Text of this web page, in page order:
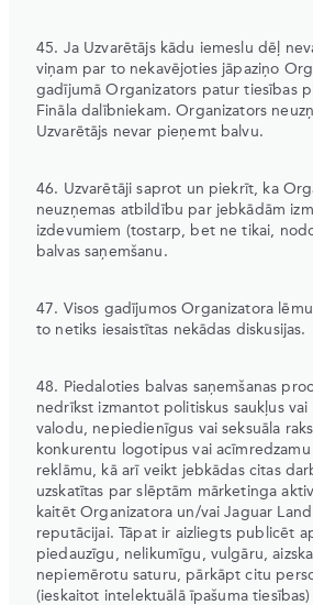
45. Ja Uzvarētājs kādu iemeslu dēļ
viņam par to nekavējoties jāpaziņo
gadījumā Organizators patur tiesības
Fināla dalībniekam. Organizators
Uzvarētājs nevar pieņemt balvu.
46. Uzvarētāji saprot un piekrīt, ka
neuzņemas atbildību par jebkādām
izdevumiem (tostarp, bet ne tikai,
balvas saņemšanu.
47. Visos gadījumos Organizatora
to netiks iesaistītas nekādas diskusijas.
48. Piedaloties balvas saņemšanas
nedrīkst izmantot politiskus saukļus vai
valodu, nepiedienīgus vai seksuāla
konkurentu logotipus vai
reklāmu, kā arī veikt jebkādas citas
uzskatītas par slēptām mārketinga
kaitēt Organizatora un/vai Jaguar
reputācijai. Tāpat ir aizliegts publicēt
piedauzīgu, nelikumīgu, vulgāru,
nepiemērotu saturu, pārkāpt citu
(ieskaitot intelektuālā īpašuma